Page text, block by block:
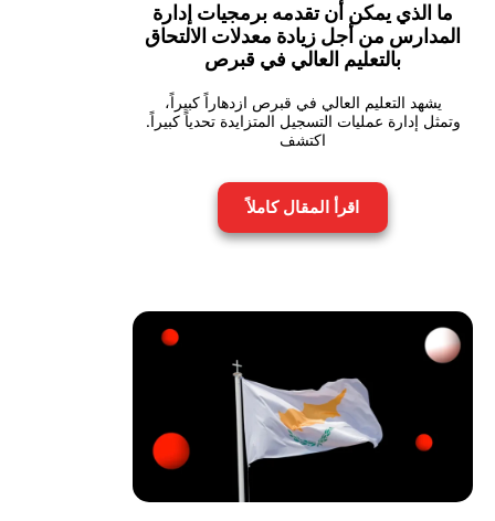
ما الذي يمكن أن تقدمه برمجيات إدارة
المدارس من أجل زيادة معدلات الالتحاق
بالتعليم العالي في قبرص
يشهد التعليم العالي في قبرص ازدهاراً كبيراً،
وتمثل إدارة عمليات التسجيل المتزايدة تحدياً كبيراً.
اكتشف
اقرأ المقال كاملاً